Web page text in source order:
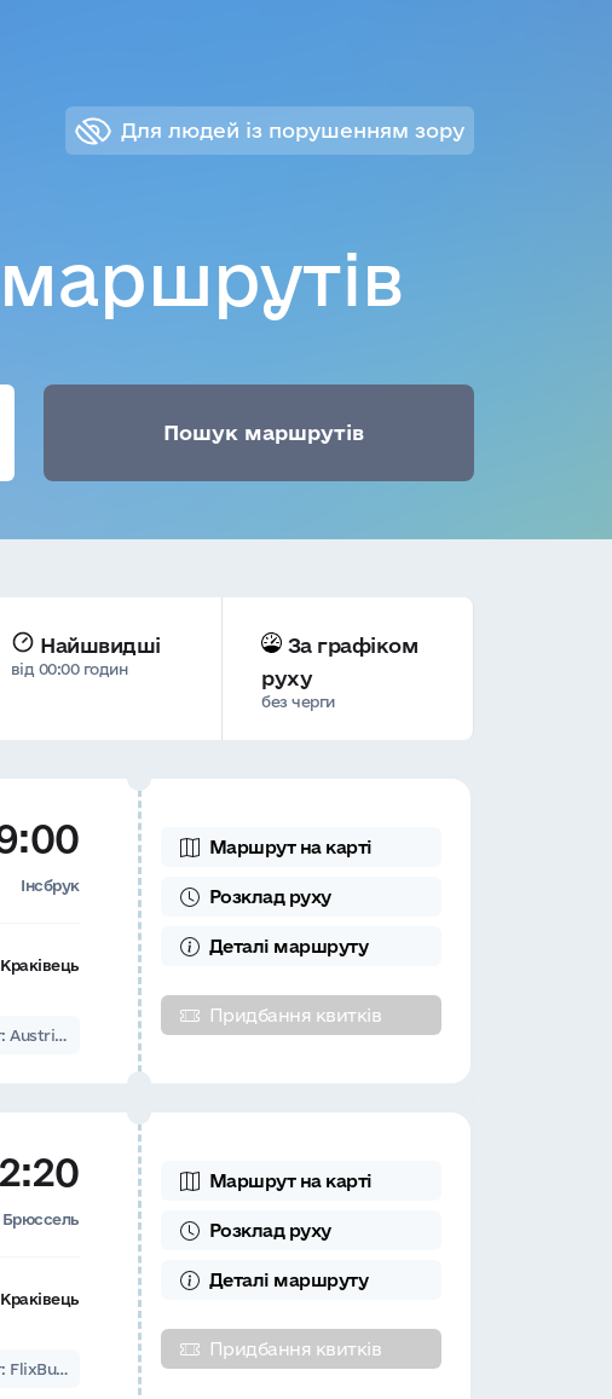
Для людей із порушенням зору
Пошук маршрутів
Найшвидші
від 00:00 годин
За графіком
руху
без черги
Інсбрук
Краківець
Перевізник-нерезидент: Austrian Incentive Service GmbH
Маршрут на карті
Розклад руху
Деталі маршруту
Придбання квитків
Брюссель
Краківець
Перевізник-нерезидент: FlixBus DACH GmbH, DE VRIJ TRAVEL NV
Маршрут на карті
Розклад руху
Деталі маршруту
Придбання квитків